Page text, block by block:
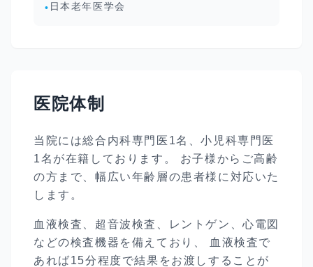
• 日本老年医学会
医院体制
当院には総合内科専門医1名、小児科専門医
1名が在籍しております。 お子様からご高齢
の方まで、幅広い年齢層の患者様に対応いた
します。
血液検査、超音波検査、レントゲン、心電図
などの検査機器を備えており、 血液検査で
あれば15分程度で結果をお渡しすることが